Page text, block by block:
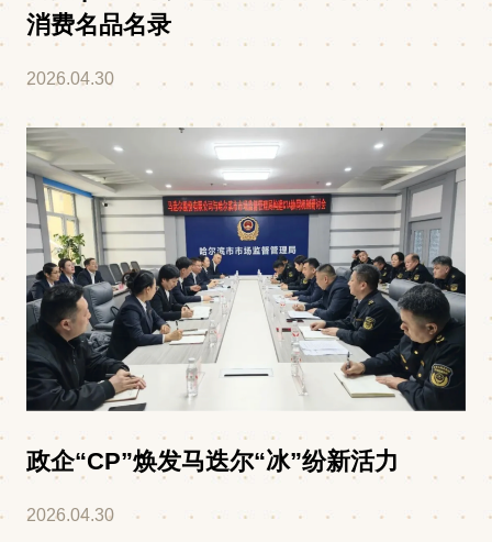
消费名品名录
2026.04.30
政企“CP”焕发马迭尔“冰”纷新活力
2026.04.30